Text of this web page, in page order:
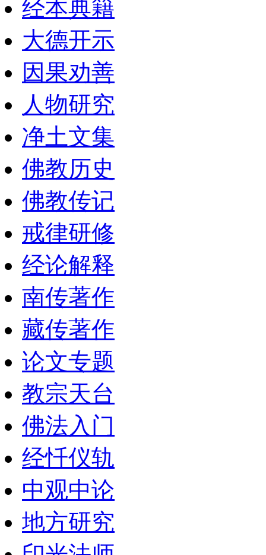
经本典籍
大德开示
因果劝善
人物研究
净土文集
佛教历史
佛教传记
戒律研修
经论解释
南传著作
藏传著作
论文专题
教宗天台
佛法入门
经忏仪轨
中观中论
地方研究